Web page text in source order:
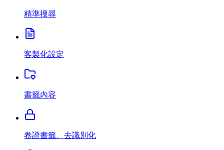
精準搜尋
客製化設定
書籤內容
卷證書籤、去識別化